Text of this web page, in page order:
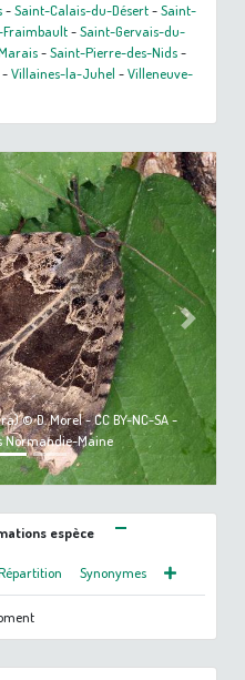
-Saint-Calais-du-Désert-Saint-
Fraimbault-Saint-Gervais-du-
-Saint-Pierre-des-Nids-
-Villaines-la-Juhel -Villeneuve-
© D. Morel - CC BY-NC-SA -
Normandie-Maine
Next
espèce
Synonymes